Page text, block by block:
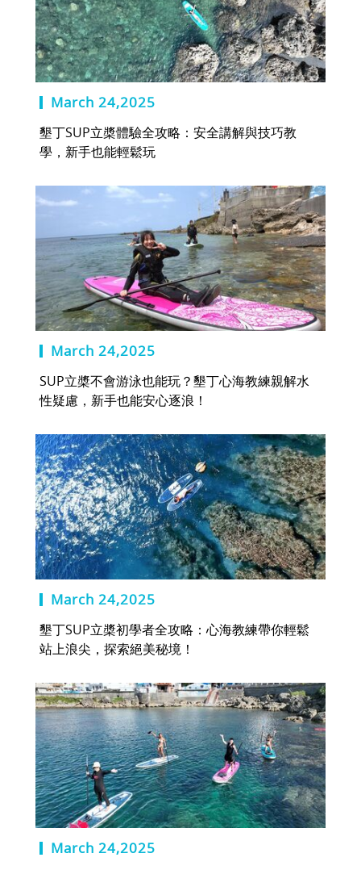
March 24,2025
墾丁SUP立槳體驗全攻略：安全講解與技巧教
學，新手也能輕鬆玩
March 24,2025
SUP立槳不會游泳也能玩？墾丁心海教練親解水
性疑慮，新手也能安心逐浪！
March 24,2025
墾丁SUP立槳初學者全攻略：心海教練帶你輕鬆
站上浪尖，探索絕美秘境！
March 24,2025